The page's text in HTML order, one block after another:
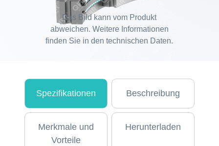
Das Bild kann vom Produkt
abweichen. Weitere Informationen
finden Sie in den technischen Daten.
Spezifikationen Beschreibung
Merkmale und
Vorteile
Herunterladen